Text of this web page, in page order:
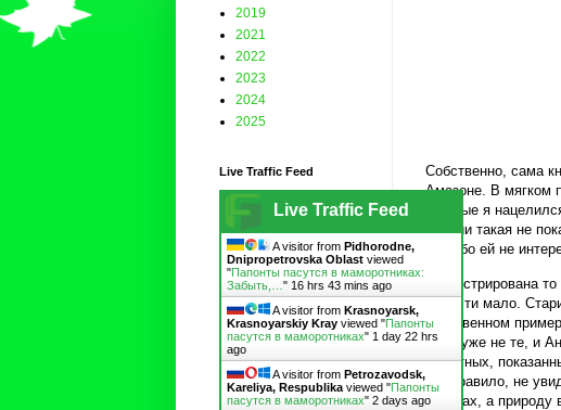
Собственно, сама
Амазоне. В мягком
которые я
России такая не
и особо ей не
Иллюстрирована
радости мало.
собственном
годы уже не те, и
животных,
как правило, не
городах, а природу
2019
2021
2022
2023
2024
2025
Live Traffic Feed
Live Traffic Feed
A visitor from Pidhorodne,
Dnipropetrovska Oblast viewed
"Папонты пасутся в маморотниках:
Забыть,… " 16 hrs 43 mins ago
A visitor from Krasnoyarsk,
Krasnoyarskiy Kray viewed "Папонты
пасутся в маморотниках" 1 day 22 hrs
ago
A visitor from Petrozavodsk,
Kareliya, Respublika viewed "Папонты
пасутся в маморотниках" 2 days ago